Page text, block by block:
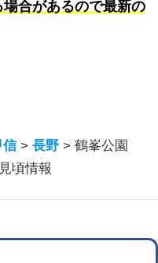
合があるので最新の
信>長野 >鶴峯公園
頃情報